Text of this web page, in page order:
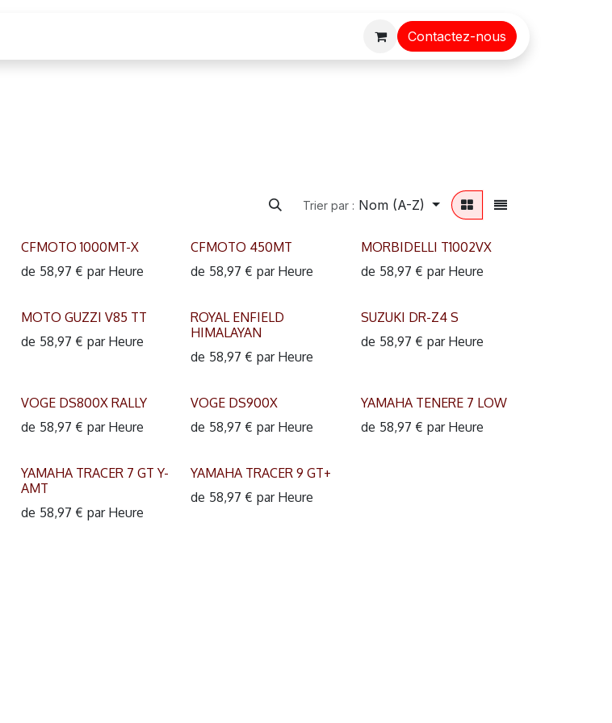
Contactez-nous
Trier par : Nom (A-Z)
CFMOTO 1000MT-X
de 58,97 € par Heure
CFMOTO 450MT
de 58,97 € par Heure
MORBIDELLI T1002VX
de 58,97 € par Heure
MOTO GUZZI V85 TT
de 58,97 € par Heure
ROYAL ENFIELD
HIMALAYAN
de 58,97 € par Heure
SUZUKI DR-Z4 S
de 58,97 € par Heure
VOGE DS800X RALLY
de 58,97 € par Heure
VOGE DS900X
de 58,97 € par Heure
YAMAHA TENERE 7 LOW
de 58,97 € par Heure
YAMAHA TRACER 7 GT Y-
AMT
de 58,97 € par Heure
YAMAHA TRACER 9 GT+
de 58,97 € par Heure